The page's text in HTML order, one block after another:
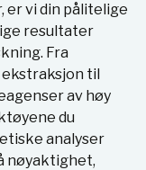
er vi din pålitelige
resultater
Fra
ekstraksjon til
av høy
du
analyser
nøyaktighet,